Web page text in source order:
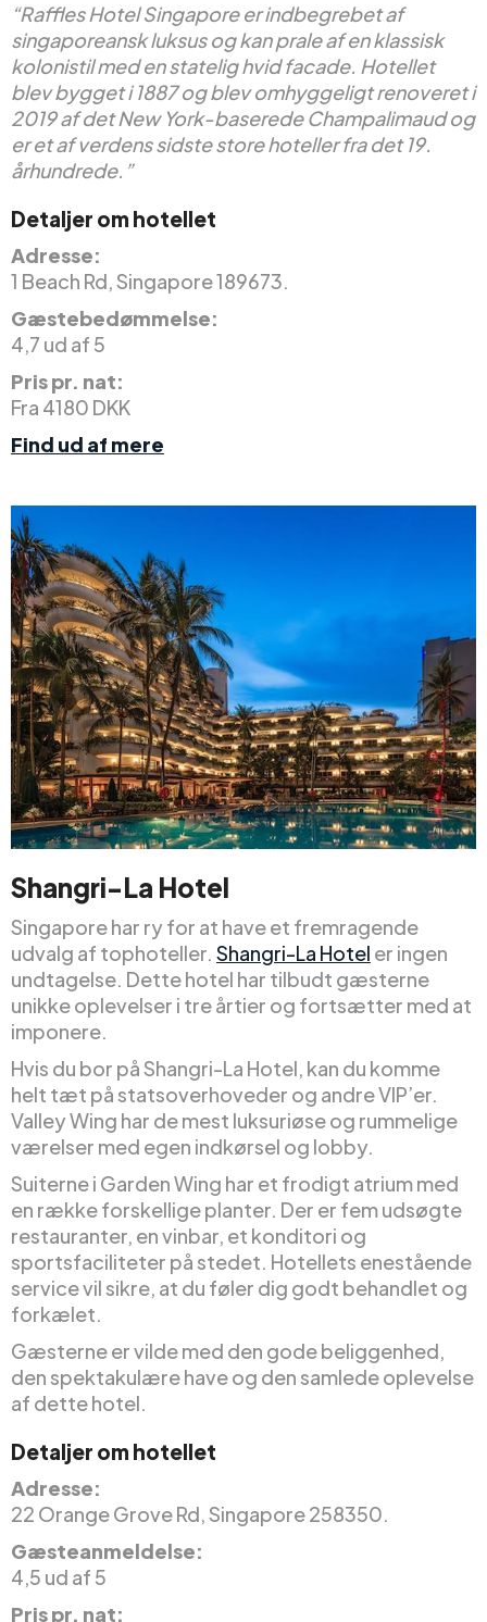
“Raffles Hotel Singapore er indbegrebet af
singaporeansk luksus og kan prale af en klassisk
kolonistil med en statelig hvid facade. Hotellet
blev bygget i 1887 og blev omhyggeligt renoveret i
2019 af det New York-baserede Champalimaud og
er et af verdens sidste store hoteller fra det 19.
århundrede.”
Detaljer om hotellet
Adresse:
1 Beach Rd, Singapore 189673.
Gæstebedømmelse:
4,7 ud af 5
Pris pr. nat:
Fra 4180 DKK
Find ud af mere
Shangri-La Hotel
Singapore har ry for at have et fremragende
udvalg af tophoteller. Shangri-La Hotel er ingen
undtagelse. Dette hotel har tilbudt gæsterne
unikke oplevelser i tre årtier og fortsætter med at
imponere.
Hvis du bor på Shangri-La Hotel, kan du komme
helt tæt på statsoverhoveder og andre VIP’er.
Valley Wing har de mest luksuriøse og rummelige
værelser med egen indkørsel og lobby.
Suiterne i Garden Wing har et frodigt atrium med
en række forskellige planter. Der er fem udsøgte
restauranter, en vinbar, et konditori og
sportsfaciliteter på stedet. Hotellets enestående
service vil sikre, at du føler dig godt behandlet og
forkælet.
Gæsterne er vilde med den gode beliggenhed,
den spektakulære have og den samlede oplevelse
af dette hotel.
Detaljer om hotellet
Adresse:
22 Orange Grove Rd, Singapore 258350.
Gæsteanmeldelse:
4,5 ud af 5
Pris pr. nat: